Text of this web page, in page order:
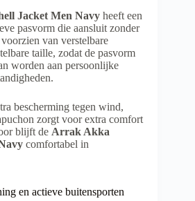
Jacket Men Navy heeft een
pasvorm die aansluit zonder
van verstelbare
taille, zodat de pasvorm
worden aan persoonlijke
bescherming tegen wind,
zorgt voor extra comfort
blijft de Arrak Akka
comfortabel in
en actieve buitensporten